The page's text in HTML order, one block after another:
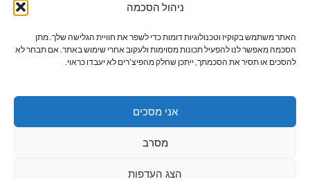
ניהול הסכמה
האתר משתמש בקוקיז וטכנולוגיות דומות כדי לשפר את חוויית הגלישה שלך. מתן
הסכמה מאפשר לנו להפעיל תכונות מסוימות ולעקוב אחרי שימוש באתר. אם תבחר לא
להסכים או תסיר את הסכמתך, ייתכן שחלק מהפיצ’רים לא יעבדו כראוי.
אני מסכים
מסרב
הצג העדפות